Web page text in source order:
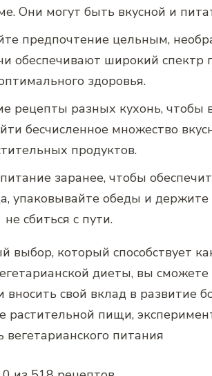
Они могут быть вкусной и
предпочтение цельным,
обеспечивают широкий спектр
здоровья.
рецепты разных кухонь, чтобы
бесчисленное множество
продуктов.
заранее, чтобы
упаковывайте обеды и
не сбиться с пути.
который способствует
диеты, вы
свой вклад в развитие
пищи,
вегетарианского питания